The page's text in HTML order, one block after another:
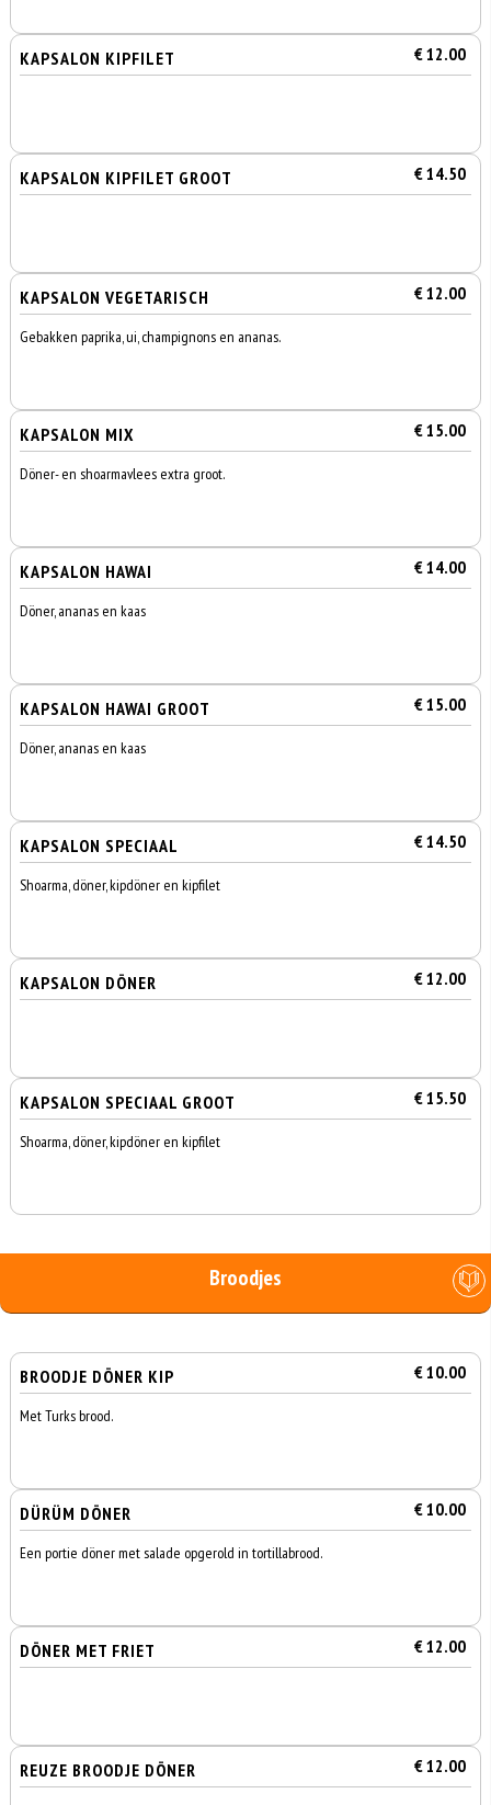
KAPSALON KIPFILET € 12.00
KAPSALON KIPFILET GROOT € 14.50
KAPSALON VEGETARISCH € 12.00
Gebakken paprika, ui, champignons en ananas.
KAPSALON MIX € 15.00
Döner- en shoarmavlees extra groot.
KAPSALON HAWAI € 14.00
Döner, ananas en kaas
KAPSALON HAWAI GROOT € 15.00
Döner, ananas en kaas
KAPSALON SPECIAAL € 14.50
Shoarma, döner, kipdöner en kipfilet
KAPSALON DÖNER € 12.00
KAPSALON SPECIAAL GROOT € 15.50
Shoarma, döner, kipdöner en kipfilet
Broodjes
BROODJE DÖNER KIP € 10.00
Met Turks brood.
DÜRÜM DÖNER € 10.00
Een portie döner met salade opgerold in tortillabrood.
DÖNER MET FRIET € 12.00
REUZE BROODJE DÖNER € 12.00